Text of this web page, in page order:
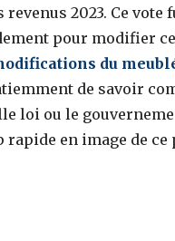
2023. Ce vote
pour modifier
du
de savoir
loi ou le
rapide en image de